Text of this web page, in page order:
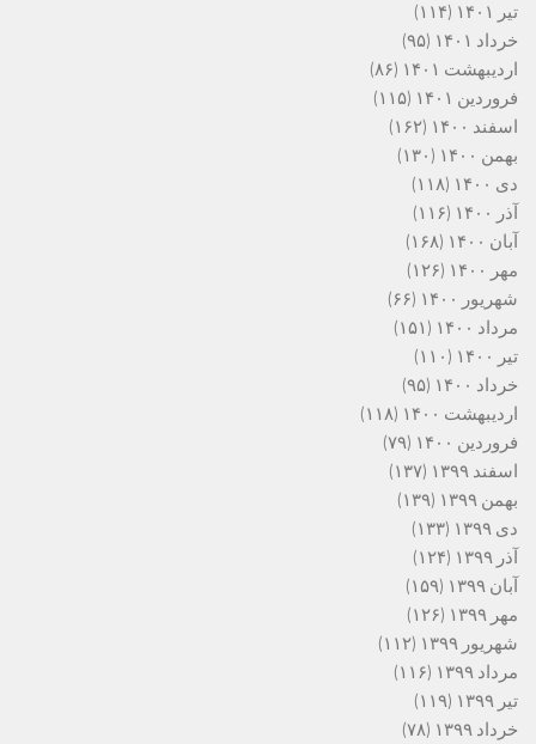
تیر ۱۴۰۱
(۱۱۴)
خرداد ۱۴۰۱
(۹۵)
اردیبهشت ۱۴۰۱
(۸۶)
فروردین ۱۴۰۱
(۱۱۵)
اسفند ۱۴۰۰
(۱۶۲)
بهمن ۱۴۰۰
(۱۳۰)
دی ۱۴۰۰
(۱۱۸)
آذر ۱۴۰۰
(۱۱۶)
آبان ۱۴۰۰
(۱۶۸)
مهر ۱۴۰۰
(۱۲۶)
شهریور ۱۴۰۰
(۶۶)
مرداد ۱۴۰۰
(۱۵۱)
تیر ۱۴۰۰
(۱۱۰)
خرداد ۱۴۰۰
(۹۵)
اردیبهشت ۱۴۰۰
(۱۱۸)
فروردین ۱۴۰۰
(۷۹)
اسفند ۱۳۹۹
(۱۳۷)
بهمن ۱۳۹۹
(۱۳۹)
دی ۱۳۹۹
(۱۳۳)
آذر ۱۳۹۹
(۱۲۴)
آبان ۱۳۹۹
(۱۵۹)
مهر ۱۳۹۹
(۱۲۶)
شهریور ۱۳۹۹
(۱۱۲)
مرداد ۱۳۹۹
(۱۱۶)
تیر ۱۳۹۹
(۱۱۹)
خرداد ۱۳۹۹
(۷۸)